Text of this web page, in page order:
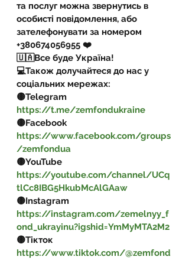
та послуг можна звернутись в
особисті повідомлення, або
зателефонувати за номером
+380674056955 ❤️
🇺🇦Все буде Україна!
💻Також долучайтеся до нас у
соціальних мережах:
🟡Telegram
https://t.me/zemfondukraine
🟡Facebook
https://www.facebook.com/groups
/zemfondua
🟡YouTube
https://youtube.com/channel/UCq
tlCc8IBG5HkubMcAlGAaw
🟡Instagram
https://instagram.com/zemelnyy_f
ond_ukrayinu?igshid=YmMyMTA2M2
🟡Тікток
https://www.tiktok.com/@zemfond